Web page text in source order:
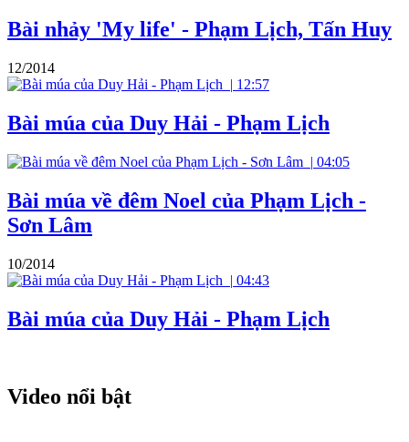
Bài nhảy 'My life' - Phạm Lịch, Tấn Huy
12/2014
| 12:57
Bài múa của Duy Hải - Phạm Lịch
| 04:05
Bài múa về đêm Noel của Phạm Lịch -
Sơn Lâm
10/2014
| 04:43
Bài múa của Duy Hải - Phạm Lịch
Video nổi bật